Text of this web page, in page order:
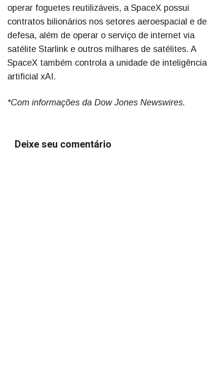
operar foguetes reutilizáveis, a SpaceX possui
contratos bilionários nos setores aeroespacial e de
defesa, além de operar o serviço de internet via
satélite Starlink e outros milhares de satélites. A
SpaceX também controla a unidade de inteligência
artificial xAI.
*Com informações da Dow Jones Newswires.
Deixe seu comentário